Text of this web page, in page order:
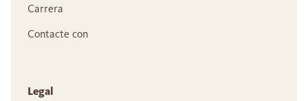
Carrera
Contacte con
Legal